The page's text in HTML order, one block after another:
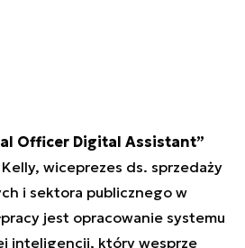
Officer Digital Assistant”
Kelly, wiceprezes ds. sprzedaży
i sektora publicznego w
jest opracowanie systemu
inteligencji, który wesprze